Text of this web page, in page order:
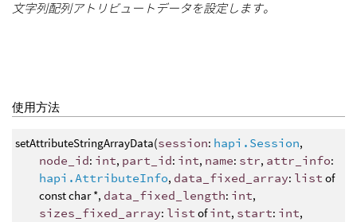
文字列配列アトリビュートデータを設定します。
使用方法
setAttributeStringArrayData(session: hapi.Session,
node_id: int, part_id: int, name: str, attr_info:
hapi.AttributeInfo, data_fixed_array: list of
const char *, data_fixed_length: int,
sizes_fixed_array: list ofint, start: int,